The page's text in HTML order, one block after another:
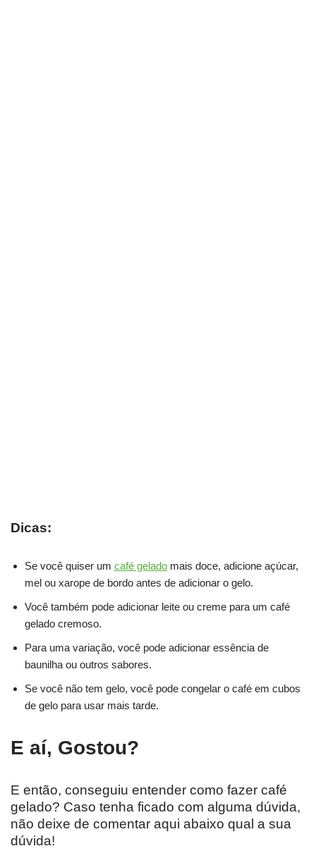
Dicas:
Se você quiser um café gelado mais doce, adicione açúcar,
mel ou xarope de bordo antes de adicionar o gelo.
Você também pode adicionar leite ou creme para um café
gelado cremoso.
Para uma variação, você pode adicionar essência de
baunilha ou outros sabores.
Se você não tem gelo, você pode congelar o café em cubos
de gelo para usar mais tarde.
E aí, Gostou?
E então, conseguiu entender como fazer café
gelado? Caso tenha ficado com alguma dúvida,
não deixe de comentar aqui abaixo qual a sua
dúvida!